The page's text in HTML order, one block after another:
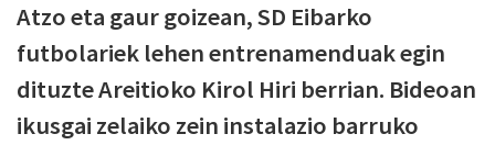
Atzo eta gaur goizean, SD Eibarko
futbolariek lehen entrenamenduak egin
dituzte Areitioko Kirol Hiri berrian. Bideoan
ikusgai zelaiko zein instalazio barruko